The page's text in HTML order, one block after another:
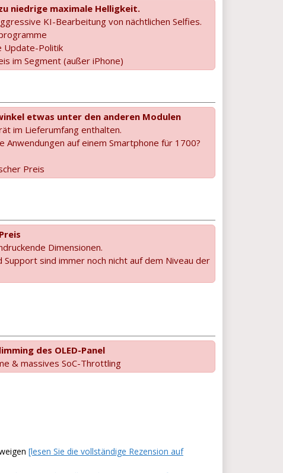
niedrige maximale Helligkeit.
KI-Bearbeitung von nächtlichen Selfies.
Update-Politik
im Segment (außer iPhone)
etwas unter den anderen Modulen
im Lieferumfang enthalten.
Anwendungen auf einem Smartphone für 1700?
Preis
Dimensionen.
Support sind immer noch nicht auf dem Niveau der
des OLED-Panel
& massives SoC-Throttling
[lesen Sie die vollständige Rezension auf